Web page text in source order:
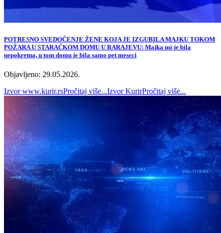
POTRESNO SVEDOČENJE ŽENE KOJA JE IZGUBILA MAJKU TOKOM
POŽARA U STARAČKOM DOMU U BARAJEVU: Majka mi je bila
nepokretna, u tom domu je bila samo pet meseci
Objavljeno: 29.05.2026.
Izvorwww.kurir.rsPročitaj više...IzvorKurirPročitaj više...